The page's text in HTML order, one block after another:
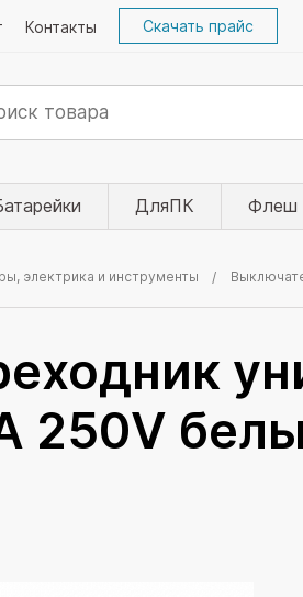
Контакты Скачать прайс
ДляПК Флеш
электрика и инструменты
250V